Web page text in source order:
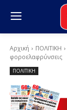
Αρχική ΠΟΛΙΤΙΚΗ
φοροελαφρύνσεις
ΠΟΛΙΤΙΚΗ